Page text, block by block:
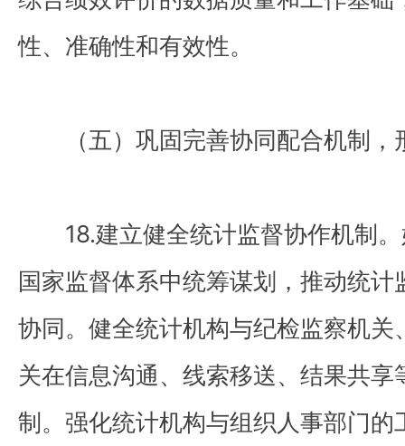
性、准确性和有效性。
（五）巩固完善协同配合机制，
18.建立健全统计监督协作机制。
国家监督体系中统筹谋划，推动统
协同。健全统计机构与纪检监察机
关在信息沟通、线索移送、结果共
制。强化统计机构与组织人事部门